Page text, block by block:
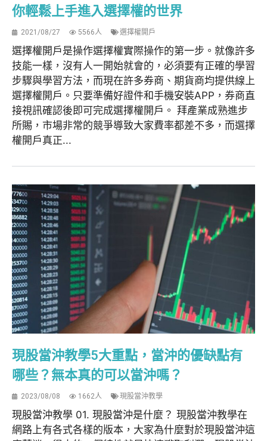
你輕鬆上手進入選擇權的世界
2021/08/27 5566人 選擇權開戶
選擇權開戶是操作選擇權實際操作的第一步。就像許多
技能一樣，沒有人一開始就會的，必須要有正確的學習
步驟與學習方法，而現在許多券商、期貨商均提供線上
選擇權開戶。只要準備好證件和手機安裝APP，券商直
接視訊確認後即可完成選擇權開戶。 拜產業成熟進步
所賜，市場非常的競爭導致大家費率都差不多，而選擇
權開戶真正...
現股當沖教學5大重點，當沖的優缺點有
哪些？無本真的可以當沖嗎？
2023/08/08 1662人 現股當沖教學
現股當沖教學 01. 現股當沖是什麼？ 現股當沖教學在
網路上有各式各樣的版本，大家為什麼對於現股當沖這